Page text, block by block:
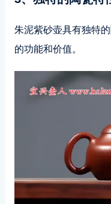
朱泥紫砂壶具有独特
的功能和价值。